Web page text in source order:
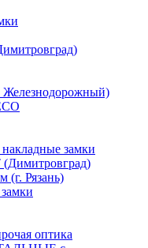
Железнодорожный)
замки
(г. Рязань)
оптика